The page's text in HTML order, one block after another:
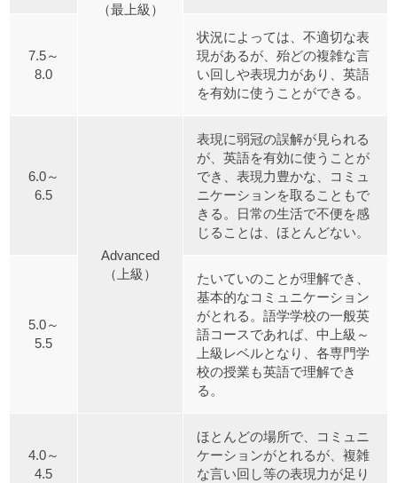
（最上級）
7.5～
8.0
状況によっては、不適切な表
現があるが、殆どの複雑な言
い回しや表現力があり、英語
を有効に使うことができる。
6.0～
6.5
Advanced
（上級）
表現に弱冠の誤解が見られる
が、英語を有効に使うことが
でき、表現力豊かな、コミュ
ニケーションを取ることもで
きる。日常の生活で不便を感
じることは、ほとんどない。
5.0～
5.5
たいていのことが理解でき、
基本的なコミュニケーション
がとれる。語学学校の一般英
語コースであれば、中上級～
上級レベルとなり、各専門学
校の授業も英語で理解でき
る。
4.0～
4.5
ほとんどの場所で、コミュニ
ケーションがとれるが、複雑
な言い回し等の表現力が足り